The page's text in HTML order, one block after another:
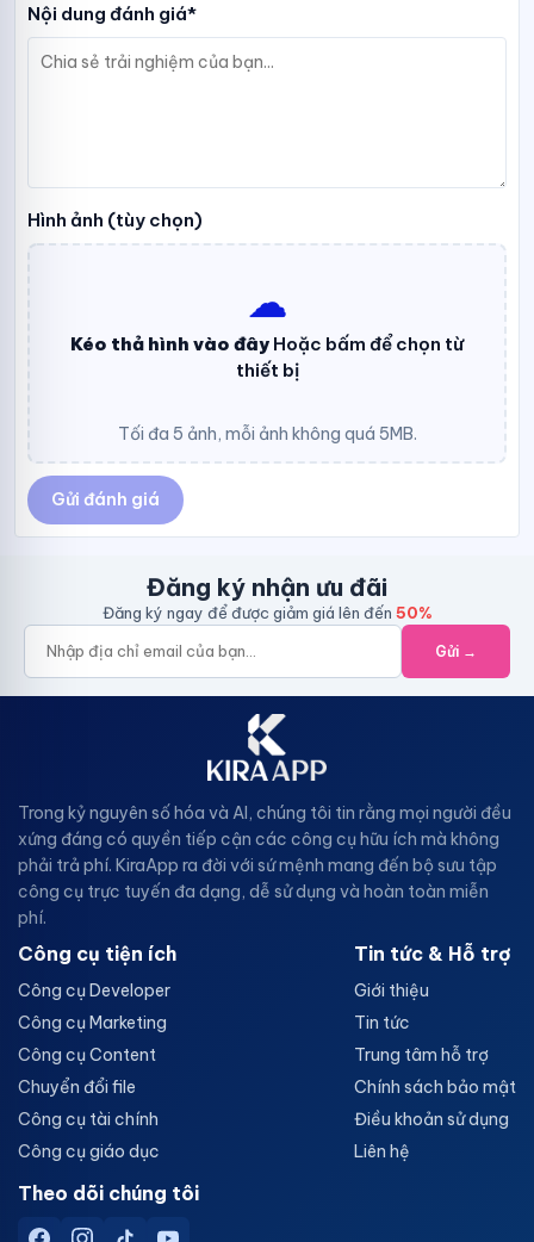
Nội dung đánh giá*
Hình ảnh (tùy chọn)
☁︎
Kéo thả hình vào đây Hoặc bấm để chọn từ
thiết bị
Tối đa 5 ảnh, mỗi ảnh không quá 5MB.
Gửi đánh giá
Đăng ký nhận ưu đãi
Đăng ký ngay để được giảm giá lên đến 50%
Gửi →
Trong kỷ nguyên số hóa và AI, chúng tôi tin rằng mọi người đều
xứng đáng có quyền tiếp cận các công cụ hữu ích mà không
phải trả phí. KiraApp ra đời với sứ mệnh mang đến bộ sưu tập
công cụ trực tuyến đa dạng, dễ sử dụng và hoàn toàn miễn
phí.
Công cụ tiện ích
Công cụ Developer
Công cụ Marketing
Công cụ Content
Chuyển đổi file
Công cụ tài chính
Công cụ giáo dục
Tin tức & Hỗ trợ
Giới thiệu
Tin tức
Trung tâm hỗ trợ
Chính sách bảo mật
Điều khoản sử dụng
Liên hệ
Theo dõi chúng tôi